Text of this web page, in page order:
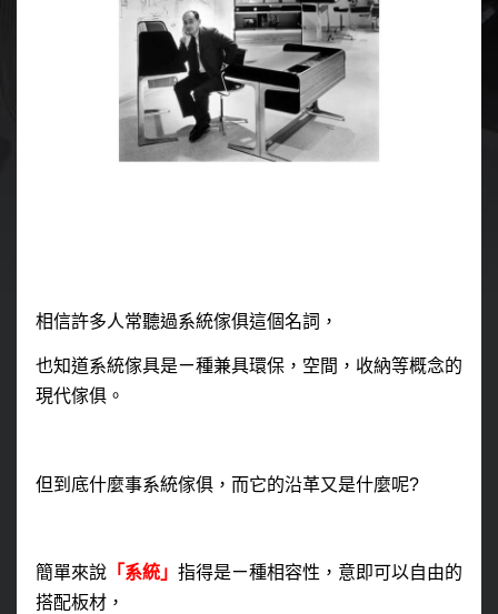
相信許多人常聽過系統傢俱這個名詞，
也知道系統傢具是ㄧ種兼具環保，空間，收納等概念的
現代傢俱。
但到底什麼事系統傢俱，而它的沿革又是什麼呢?
簡單來說「系統」 指得是ㄧ種相容性，意即可以自由的
搭配板材，